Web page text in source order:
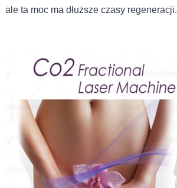
ale ta moc ma dłuższe czasy regeneracji.